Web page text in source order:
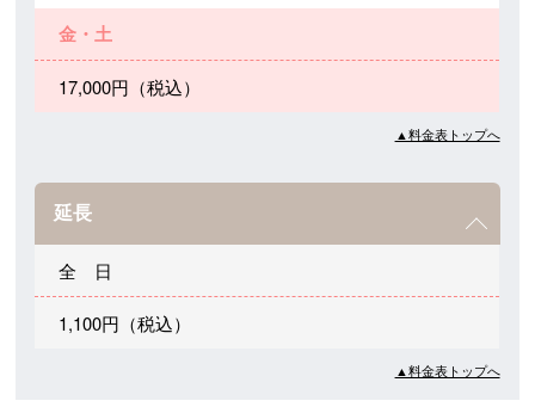
金・土
17,000円（税込）
▲料金表トップへ
延長
全 日
1,100円（税込）
▲料金表トップへ